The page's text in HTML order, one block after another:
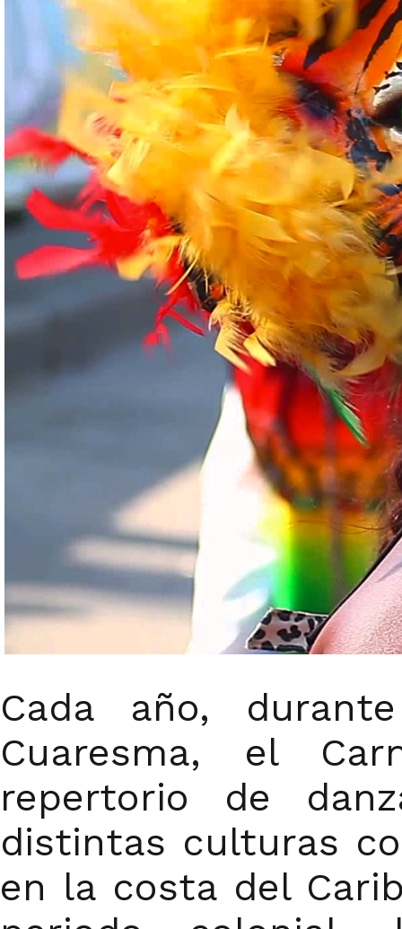
Cada año,
Cuaresma, el
repertorio de
distintas culturas
en la costa del